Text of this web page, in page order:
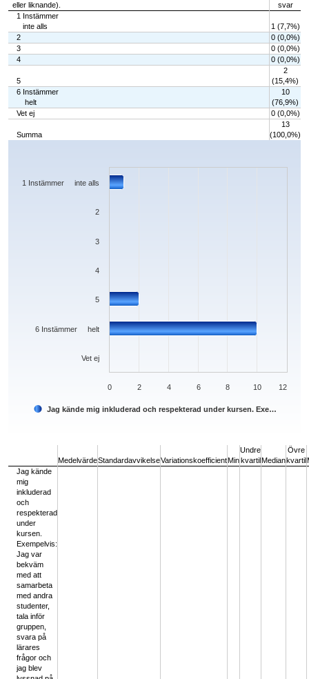
eller liknande).
svar
1 Instämmer
inte alls
1 (7,7%)
2
0 (0,0%)
3
0 (0,0%)
4
0 (0,0%)
5
2
(15,4%)
6 Instämmer
helt
10
(76,9%)
Vet ej
0 (0,0%)
Summa
13
(100,0%)
Chart
The chart has 1 X axis displaying categories.
The chart has 1 Y axis displaying values. Data ranges from 0 to 10.
Jag kände mig inkluderad och respekterad under kursen. Exe…
Vet ej
6 Instämmer helt
5
4
3
2
1 Instämmer inte alls
0 2 4 6 8 10 12
MedelvärdeStandardavvikelseVariationskoefficientMin
Undre
kvartil Median
Övre
kvartil
Jag kände
mig
inkluderad
och
respekterad
under
kursen.
Exempelvis:
Jag var
bekväm
med att
samarbeta
med andra
studenter,
tala inför
gruppen,
svara på
lärares
frågor och
jag blev